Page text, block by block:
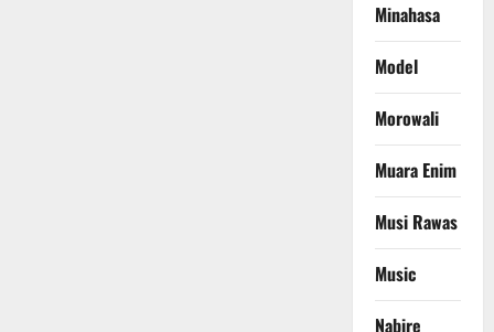
Minahasa
Model
Morowali
Muara Enim
Musi Rawas
Music
Nabire